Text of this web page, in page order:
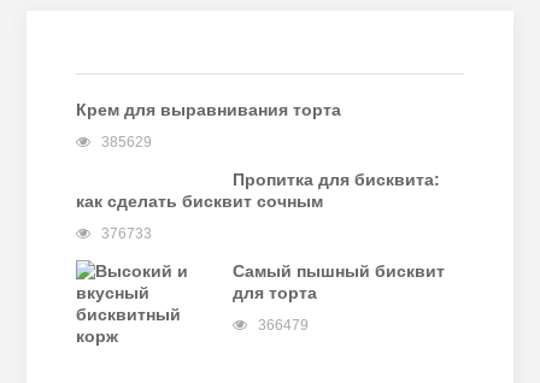
Крем для выравнивания торта
385629
Пропитка для бисквита:
как сделать бисквит сочным
376733
Самый пышный бисквит
для торта
366479